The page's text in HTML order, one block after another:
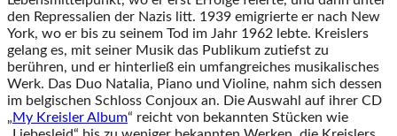
den Repressalien der Nazis litt. 1939 emigrierte er nach New
York, wo er bis zu seinem Tod im Jahr 1962 lebte. Kreislers
gelang es, mit seiner Musik das Publikum zutiefst zu
berühren, und er hinterließ ein umfangreiches musikalisches
Werk. Das Duo Natalia, Piano und Violine, nahm sich dessen
im belgischen Schloss Conjoux an. Die Auswahl auf ihrer CD
„My Kreisler Album“ reicht von bekannten Stücken wie